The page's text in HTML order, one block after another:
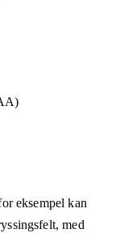
eksempel kan
med